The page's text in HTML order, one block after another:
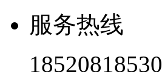
服务热线
18520818530